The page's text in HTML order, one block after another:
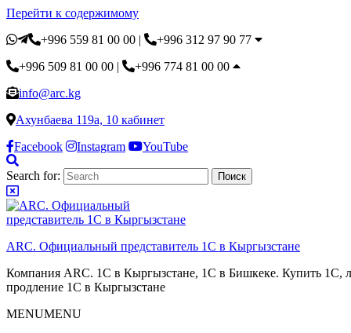
Перейти к содержимому
+996 559 81 00 00 |
+996 312 97 90 77
+996 509 81 00 00 |
+996 774 81 00 00
info@arc.kg
Ахунбаева 119а, 10 кабинет
Facebook
Instagram YouTube
Search for:
ARC. Официальный представитель 1С в Кыргызстане
Компания ARC. 1С в Кыргызстане, 1С в Бишкеке. Купить 1С,
продление 1С в Кыргызстане
MENUMENU